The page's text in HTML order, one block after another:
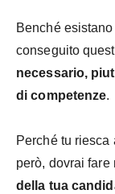
Benché
conseguito
necessario,
di competenze.
Perché tu
però, dovrai fare
della tua